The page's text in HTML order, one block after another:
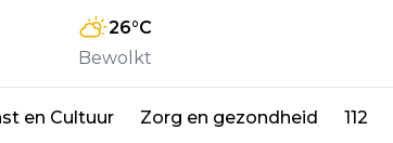
26°C
Bewolkt
en Cultuur Zorg en gezondheid 112